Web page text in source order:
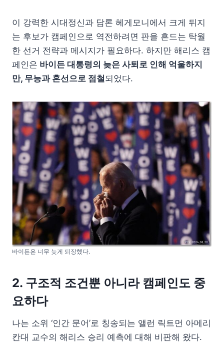
이 강력한 시대정신과 담론 헤게모니에서 크게 뒤지
는 후보가 캠페인으로 역전하려면 판을 흔드는 탁월
한 선거 전략과 메시지가 필요하다. 하지만 해리스 캠
페인은 바이든 대통령의 늦은 사퇴로 인해 억울하지
만, 무능과 혼선으로 점철되었다.
바이든은 너무 늦게 퇴장했다.
2. 구조적 조건뿐 아니라 캠페인도 중
요하다
나는 소위 ‘인간 문어’로 칭송되는 앨런 릭트먼 아메리
칸대 교수의 해리스 승리 예측에 대해 비판해 왔다.